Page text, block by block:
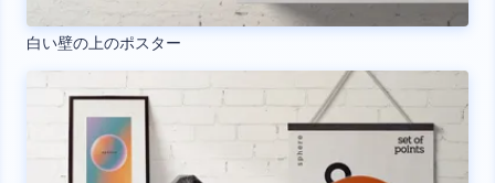
白い壁の上のポスター